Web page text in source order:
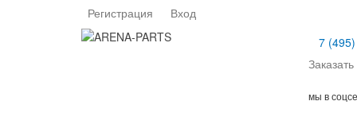
Регистрация
Вход
7
мы в